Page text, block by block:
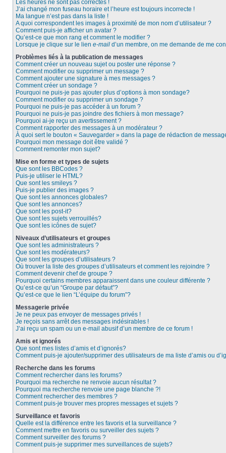
Les heures ne sont pas correctes !
J’ai changé mon fuseau horaire et l’heure est toujours incorrecte !
Ma langue n’est pas dans la liste !
A quoi correspondent les images à proximité de mon nom d’utilisateur ?
Comment puis-je afficher un avatar ?
Qu’est-ce que mon rang et comment le modifier ?
Lorsque je clique sur le lien e-mail d’un membre, on me demande de me
Problèmes liés à la publication de messages
Comment créer un nouveau sujet ou poster une réponse ?
Comment modifier ou supprimer un message ?
Comment ajouter une signature à mes messages ?
Comment créer un sondage ?
Pourquoi ne puis-je pas ajouter plus d’options à mon sondage?
Comment modifier ou supprimer un sondage ?
Pourquoi ne puis-je pas accéder à un forum ?
Pourquoi ne puis-je pas joindre des fichiers à mon message?
Pourquoi ai-je reçu un avertissement ?
Comment rapporter des messages à un modérateur ?
À quoi sert le bouton « Sauvegarder » dans la page de rédaction de
Pourquoi mon message doit être validé ?
Comment remonter mon sujet?
Mise en forme et types de sujets
Que sont les BBCodes ?
Puis-je utiliser le HTML?
Que sont les smileys ?
Puis-je publier des images ?
Que sont les annonces globales?
Que sont les annonces?
Que sont les post-it?
Que sont les sujets verrouillés?
Que sont les icônes de sujet?
Niveaux d’utilisateurs et groupes
Que sont les administrateurs ?
Que sont les modérateurs?
Que sont les groupes d’utilisateurs ?
Où trouver la liste des groupes d’utilisateurs et comment les rejoindre ?
Comment devenir chef de groupe ?
Pourquoi certains membres apparaissent dans une couleur différente ?
Qu’est-ce qu’un “Groupe par défaut”?
Qu’est-ce que le lien “L’équipe du forum”?
Messagerie privée
Je ne peux pas envoyer de messages privés !
Je reçois sans arrêt des messages indésirables !
J’ai reçu un spam ou un e-mail abusif d’un membre de ce forum !
Amis et ignorés
Que sont mes listes d’amis et d’ignorés?
Comment puis-je ajouter/supprimer des utilisateurs de ma liste d’amis ou
Recherche dans les forums
Comment rechercher dans les forums?
Pourquoi ma recherche ne renvoie aucun résultat ?
Pourquoi ma recherche renvoie une page blanche ?!
Comment rechercher des membres ?
Comment puis-je trouver mes propres messages et sujets ?
Surveillance et favoris
Quelle est la différence entre les favoris et la surveillance ?
Comment mettre en favoris ou surveiller des sujets ?
Comment surveiller des forums ?
Comment puis-je supprimer mes surveillances de sujets?